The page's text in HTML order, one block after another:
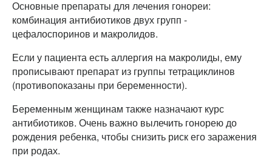
Основные препараты для лечения гонореи:
комбинация антибиотиков двух групп -
цефалоспоринов и макролидов.
Если у пациента есть аллергия на макролиды, ему
прописывают препарат из группы тетрациклинов
(противопоказаны при беременности).
Беременным женщинам также назначают курс
антибиотиков. Очень важно вылечить гонорею до
рождения ребенка, чтобы снизить риск его заражения
при родах.